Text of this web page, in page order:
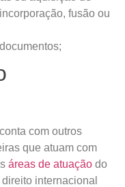
fusão ou
com outros
que atuam com
áreas de atuação do
internacional